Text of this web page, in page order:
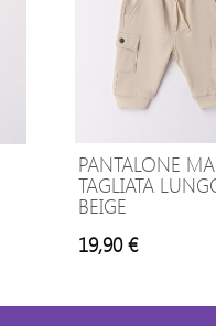
PANTALONE
TAGLIATA
BEIGE
19,90 €